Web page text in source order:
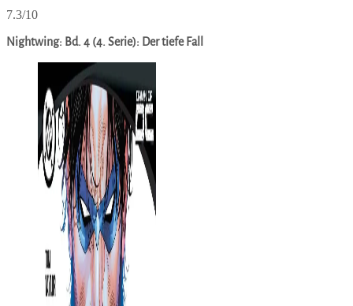
7.3/10
Nightwing: Bd. 4 (4. Serie): Der tiefe Fall